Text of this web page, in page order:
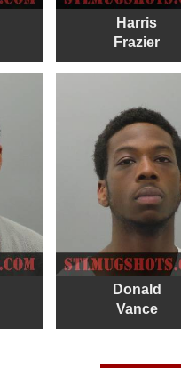
Harris
Frazier
Donald
Vance